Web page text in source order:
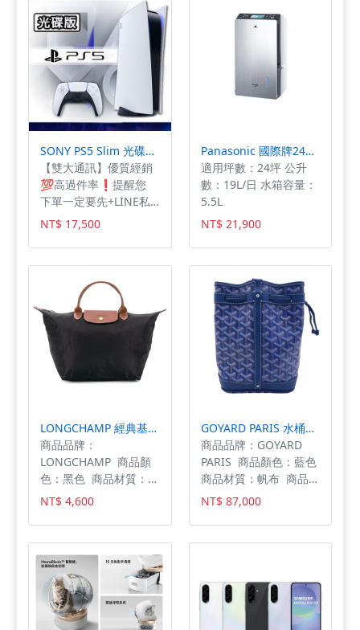
用外掛鏡片及防霧片。
要輕輕一撥，不用再怕
晚上看不到路了～ ・防
菌防臭防汙內襯及眼鏡
溝槽！安全帽又悶又熱
質保持安全帽內襯清
潔。 ・更輕盈且低重心
的帽體，提高安全性並
使用重心來控制穿戴
感，讓您感受到比以往
#VZRAM #彩繪款
#Hayden #海登 #代理
貨 #公司貨 #VASZ #安
全帽 #3/4安全帽 ※圖
片僅供參考且螢幕顯示
色差會略有不同，請依
實物為主。 ------------
-----------------------------
--
SONY PS5 Slim 光碟版 輕薄型主機 - (CFI-2018A01)
【雙大通訊】優質經銷
💯高過件率❗️提醒您
下單一定要先+LINE私
訊 幫您安排快速審核及
回報審核進度 加LINE
私訊(一定要加@喔)：
@db3c 地址:高雄市新
興區六合路91號 電
話:07-2258981 眾多3C
產品，若賣場找不到您
要型號或想客製需求，
可先傳訊或來電詢問以
便幫您開啟個案賣場，
謝謝！
NT$ 17,500
Panasonic 國際牌24坪變頻高效型除濕機 F-YV38LX
適用坪數：24坪 公升
數：19L/日 水箱容量：
5.5L
NT$ 21,900
LONGCHAMP 經典基本款 短把手折疊手提包 M號 L1623089 001
商品品牌：
LONGCHAMP 商品顏
色：黑色 商品材質：再
生聚酰胺帆布有內裡塗
層 商品尺寸：寬
30cm×高28cm×深
20cm，提把長度 12
cm 產品來源：購於義
大利 商品功能：可以裝
大容量
NT$ 4,600
GOYARD PARIS 水桶包 藍色 SAC SEAU PETIT FLOT PM BLEU CIEL
商品品牌：GOYARD
PARIS 商品顏色：藍色
商品材質：帆布 商品尺
寸：寬17cm×高23cm×
深14cm 產品購買地：
義大利 商品功能：可以
裝大容量，可拆卸內袋
NT$ 87,000